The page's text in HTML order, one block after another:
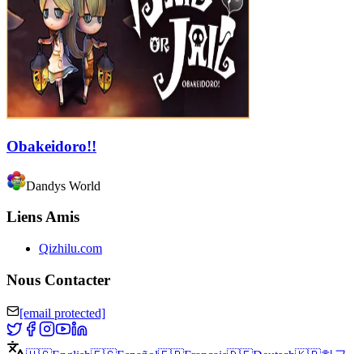
Obakeidoro!!
Dandys World
Liens Amis
Qizhilu.com
Nous Contacter
[email protected]